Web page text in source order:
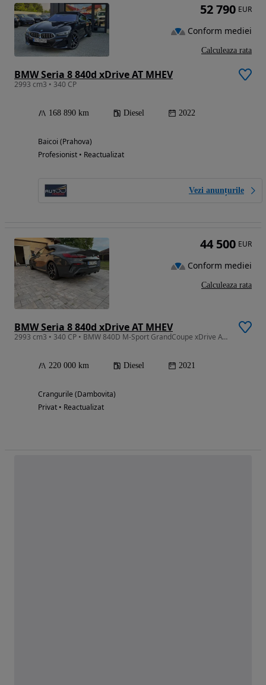
BMW Seria 8 840d xDrive AT MHEV
2993 cm3 • 340 CP
168 890 km Diesel 2022
Baicoi (Prahova)
Profesionist • Reactualizat
Vezi anunțurile
52 790 EUR
Conform mediei
Calculeaza rata
BMW Seria 8 840d xDrive AT MHEV
2993 cm3 • 340 CP • BMW 840D M-Sport GrandCoupe xDrive AT MHEV 2021
220 000 km Diesel 2021
Crangurile (Dambovita)
Privat • Reactualizat
44 500 EUR
Conform mediei
Calculeaza rata